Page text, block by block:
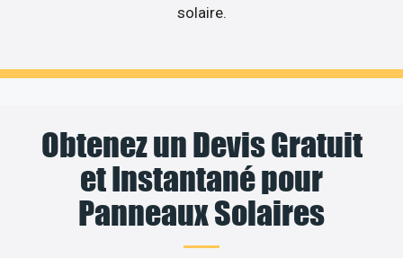
solaire.
Obtenez un Devis Gratuit
et Instantané pour
Panneaux Solaires